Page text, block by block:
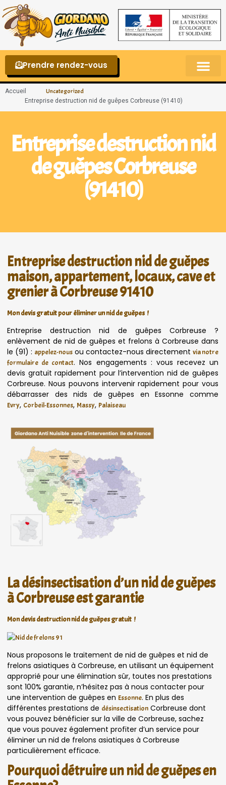
Prendre rendez-vous
Accueil Uncategorized
Entreprise destruction nid de guêpes Corbreuse (91410)
Entreprise destruction nid
de guêpes Corbreuse
(91410)
Entreprise destruction nid de guêpes
maison, appartement, locaux, cave et
grenier à Corbreuse 91410
Mon devis gratuit pour éliminer un nid de guêpes !
Entreprise destruction nid de guêpes Corbreuse ?
enlèvement de nid de guêpes et frelons à Corbreuse dans
le (91) : appelez-nous ou contactez-nous directement via notre
formulaire de contact. Nos engagements : vous recevez un
devis gratuit rapidement pour l’intervention nid de guêpes
Corbreuse. Nous pouvons intervenir rapidement pour vous
débarrasser des nids de guêpes en Essonne comme
Evry, Corbeil-Essonnes, Massy, Palaiseau
La désinsectisation d’un nid de guêpes
à Corbreuse est garantie
Mon devis destruction nid de guêpes gratuit !
Nous proposons le traitement de nid de guêpes et nid de
frelons asiatiques à Corbreuse, en utilisant un équipement
approprié pour une élimination sûr, toutes nos prestations
sont 100% garantie, n’hésitez pas à nous contacter pour
une intervention de guêpes en Essonne. En plus des
différentes prestations de désinsectisation Corbreuse dont
vous pouvez bénéficier sur la ville de Corbreuse, sachez
que vous pouvez également profiter d’un service pour
éliminer un nid de frelons asiatiques à Corbreuse
particulièrement efficace.
Pourquoi détruire un nid de guêpes en